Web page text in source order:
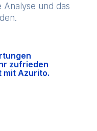
Analyse und das
zufrieden
mit Azurito.